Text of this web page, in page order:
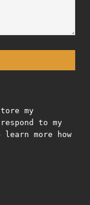
my
to my
more how